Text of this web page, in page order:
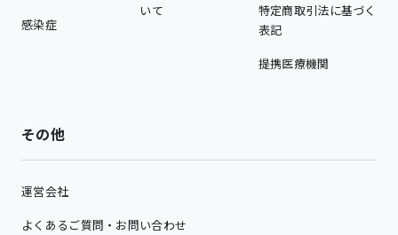
感染症
いて
特定商取引法に基づく
表記
提携医療機関
その他
運営会社
よくあるご質問・お問い合わせ